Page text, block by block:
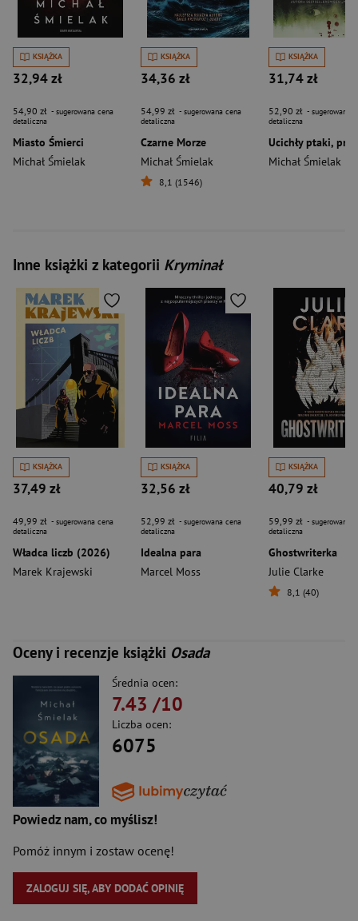
KSIĄŻKA
32,94 zł
54,90 zł - sugerowana cena
detaliczna
Miasto Śmierci
Michał Śmielak
KSIĄŻKA
34,36 zł
54,99 zł - sugerowana cena
detaliczna
Czarne Morze
Michał Śmielak
8,1 (1546)
KSIĄŻKA
31,74 zł
52,90 zł - sugerowana
detaliczna
Michał Śmielak
Inne książki z kategorii Kryminał
KSIĄŻKA
37,49 zł
49,99 zł - sugerowana cena
detaliczna
Władca liczb (2026)
Marek Krajewski
KSIĄŻKA
32,56 zł
52,99 zł - sugerowana cena
detaliczna
Idealna para
Marcel Moss
KSIĄŻKA
40,79 zł
59,99 zł - sugerowana
detaliczna
Ghostwriterka
Julie Clarke
8,1 (40)
Oceny i recenzje książki Osada
Średnia ocen:
7.43 /10
Liczba ocen:
6075
Powiedz nam, co myślisz!
Pomóż innym i zostaw ocenę!
ZALOGUJ SIĘ, ABY DODAĆ OPINIĘ